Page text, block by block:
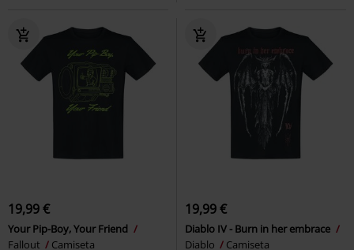
19,99 €
Your Pip-Boy, Your Friend
Fallout
Camiseta
19,99 €
Diablo IV - Burn in her embrace
Diablo
Camiseta